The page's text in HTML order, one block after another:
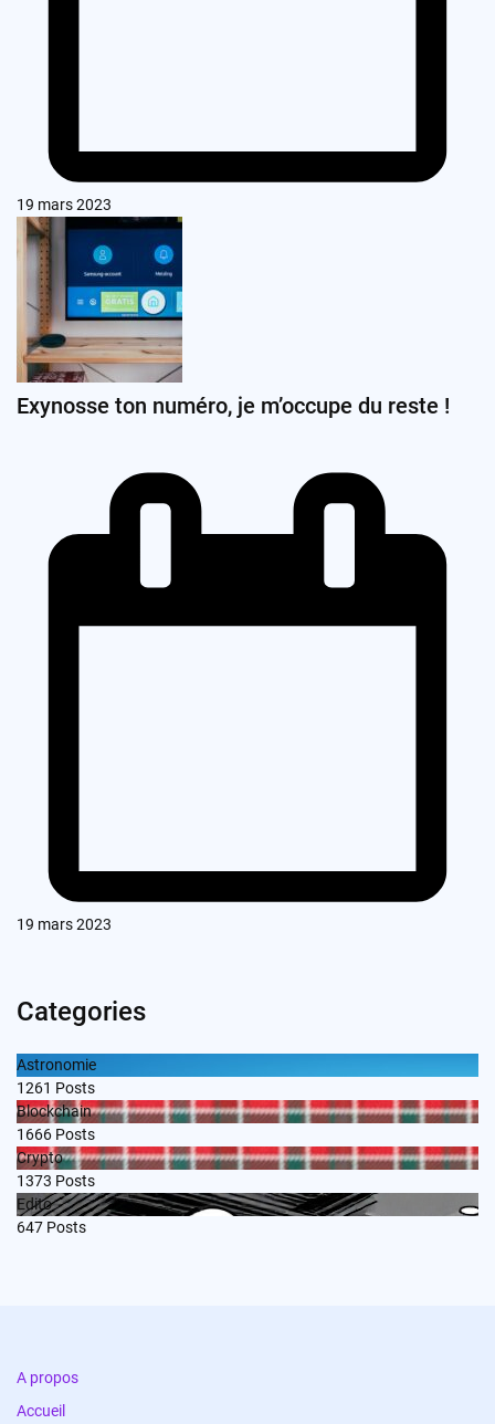
19 mars 2023
Exynosse ton numéro, je m’occupe du reste !
19 mars 2023
Categories
Astronomie
1261 Posts
Blockchain
1666 Posts
Crypto
1373 Posts
Edito
647 Posts
A propos
Accueil